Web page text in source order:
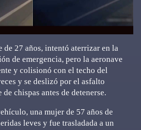
27 años, intentó aterrizar en la
de emergencia, pero la aeronave
y colisionó con el techo del
y se deslizó por el asfalto
chispas antes de detenerse.
una mujer de 57 años de
leves y fue trasladada a un